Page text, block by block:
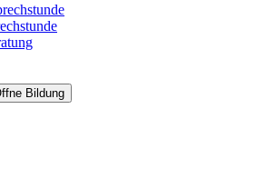
Bildung